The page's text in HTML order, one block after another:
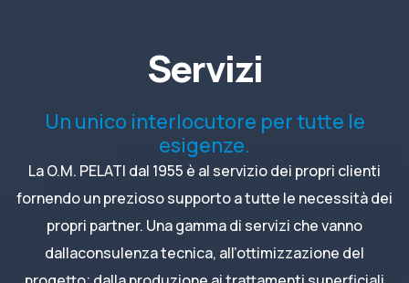
Servizi
Un unico interlocutore per tutte le
esigenze.
La O.M. PELATI dal 1955 è al servizio dei propri clienti
fornendo un prezioso supporto a tutte le necessità dei
propri partner. Una gamma di servizi che vanno
dallaconsulenza tecnica, all’ottimizzazione del